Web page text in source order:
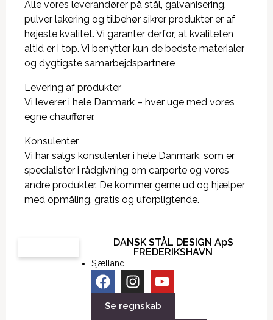
Alle vores leverandører på stål, galvanisering,
pulver lakering og tilbehør sikrer produkter er af
højeste kvalitet. Vi garanter derfor, at kvaliteten
altid er i top. Vi benytter kun de bedste materialer
og dygtigste samarbejdspartnere
Levering af produkter
Vi leverer i hele Danmark – hver uge med vores
egne chauffører.
Konsulenter
Vi har salgs konsulenter i hele Danmark, som er
specialister i rådgivning om carporte og vores
andre produkter. De kommer gerne ud og hjælper
med opmåling, gratis og uforpligtende.
DANSK STÅL DESIGN ApS
FREDERIKSHAVN
Sjælland
Se regnskab